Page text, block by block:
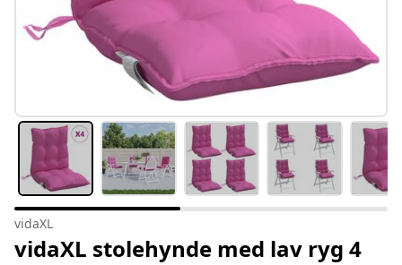
vidaXL
vidaXL stolehynde med lav ryg 4